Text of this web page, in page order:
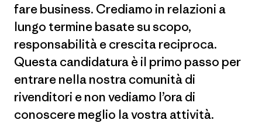
fare business. Crediamo in relazioni a
lungo termine basate su scopo,
responsabilità e crescita reciproca.
Questa candidatura è il primo passo per
entrare nella nostra comunità di
rivenditori e non vediamo l’ora di
conoscere meglio la vostra attività.